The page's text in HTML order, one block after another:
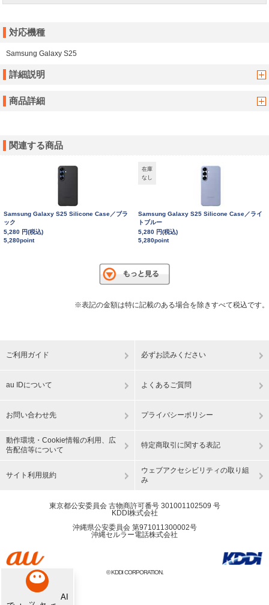
対応機種
Samsung Galaxy S25
詳細説明
商品詳細
関連する商品
Samsung Galaxy S25 Silicone Case／ブラ
ック
5,280 円(税込)
5,280point
在庫
なし
Samsung Galaxy S25 Silicone Case／ライ
トブルー
5,280 円(税込)
5,280point
※表記の金額は特に記載のある場合を除きすべて税込です。
ご利用ガイド 必ずお読みください
au IDについて よくあるご質問
お問い合わせ先 プライバシーポリシー
動作環境・Cookie情報の利用、広
告配信等について
特定商取引に関する表記
サイト利用規約
ウェブアクセシビリティの取り組
み
東京都公安委員会 古物商許可番号 301001102509 号
KDDI株式会社
沖縄県公安委員会 第971011300002号
沖縄セルラー電話株式会社
© KDDI CORPORATION.